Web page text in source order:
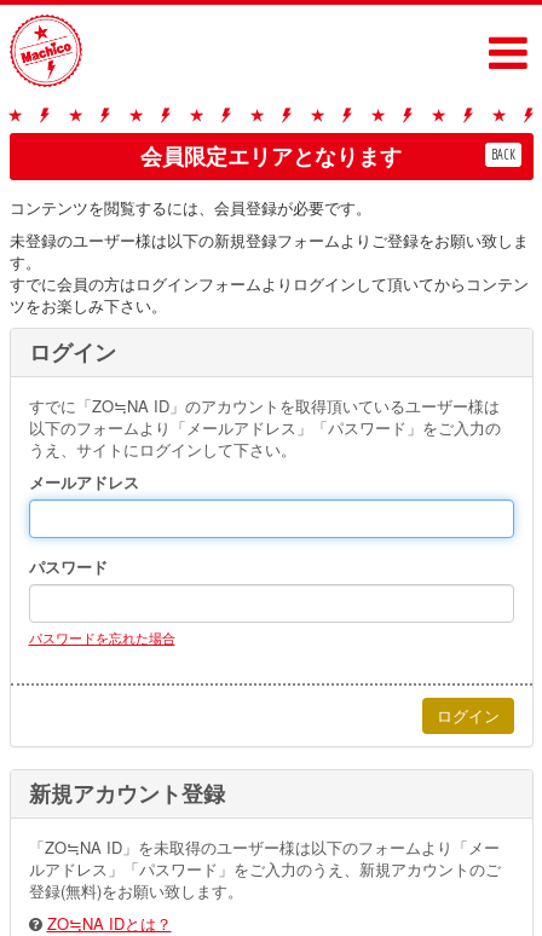
会員限定エリアとなります BACK
コンテンツを閲覧するには、会員登録が必要です。
未登録のユーザー様は以下の新規登録フォームよりご登録をお願い致しま
す。
すでに会員の方はログインフォームよりログインして頂いてからコンテン
ツをお楽しみ下さい。
ログイン
すでに「ZO≒NA ID」のアカウントを取得頂いているユーザー様は
以下のフォームより「メールアドレス」「パスワード」をご入力の
うえ、サイトにログインして下さい。
メールアドレス
パスワード
パスワードを忘れた場合
新規アカウント登録
「ZO≒NA ID」を未取得のユーザー様は以下のフォームより「メー
ルアドレス」「パスワード」をご入力のうえ、新規アカウントのご
登録(無料)をお願い致します。
ZO≒NA IDとは？